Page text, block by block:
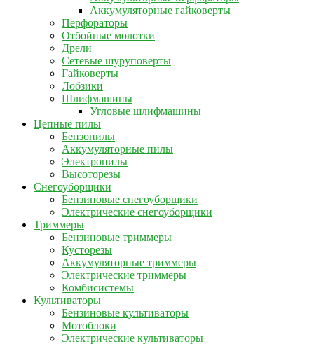
Аккумуляторные гайковерты
Перфораторы
Отбойные молотки
Дрели
Сетевые шуруповерты
Гайковерты
Лобзики
Шлифмашины
Угловые шлифмашины
Цепные пилы
Бензопилы
Аккумуляторные пилы
Электропилы
Высоторезы
Снегоуборщики
Бензиновые снегоуборщики
Электрические снегоуборщики
Триммеры
Бензиновые триммеры
Кусторезы
Аккумуляторные триммеры
Электрические триммеры
Комбисистемы
Культиваторы
Бензиновые культиваторы
Мотоблоки
Электрические культиваторы